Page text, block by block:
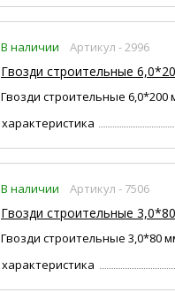
В наличии Артикул - 2996
Гвозди строительные
Гвозди строительные 6,0*200
характеристика
В наличии Артикул - 7506
Гвозди строительные
Гвозди строительные 3,0*80
характеристика